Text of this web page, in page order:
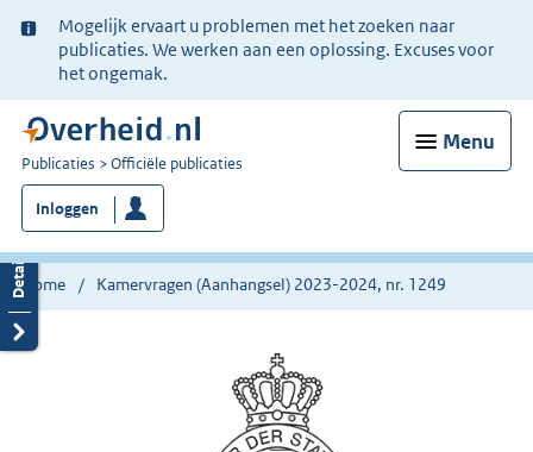
Ter
informatie:
Mogelijk ervaart u problemen met het zoeken naar
publicaties. We werken aan een oplossing. Excuses voor
het ongemak.
Menu
U
bent
nu
hier:
Publicaties Officiële publicaties
Inloggen
Home Kamervragen (Aanhangsel) 2023-2024, nr. 1249